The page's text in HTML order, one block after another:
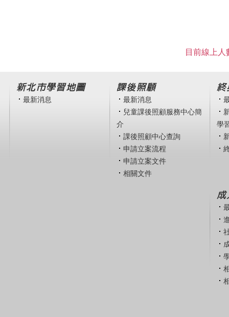
目前線上
新北市學習地圖
最新消息
課後照顧
最新消息
兒童課後照顧服務中心簡
介
課後照顧中心查詢
申請立案流程
申請立案文件
相關文件
終
學